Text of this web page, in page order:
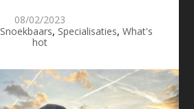
08/02/2023
Snoekbaars, Specialisaties, What's
hot